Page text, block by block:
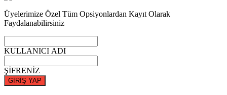
Üyelerimize Özel Tüm Opsiyonlardan Kayıt Olarak
Faydalanabilirsiniz
KULLANICI ADI
ŞİFRENİZ
GİRİŞ YAP